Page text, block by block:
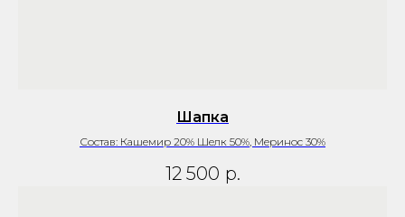
Шапка
Состав: Кашемир 20% Шелк 50%, Меринос 30%
12 500 р.